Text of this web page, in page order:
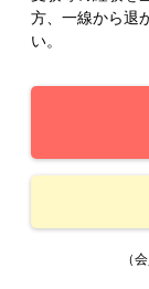
方、一線から退
い。
（